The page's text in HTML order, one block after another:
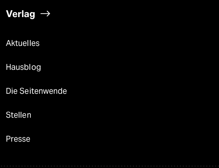
Verlag
Aktuelles
Hausblog
Die Seitenwende
Stellen
Presse